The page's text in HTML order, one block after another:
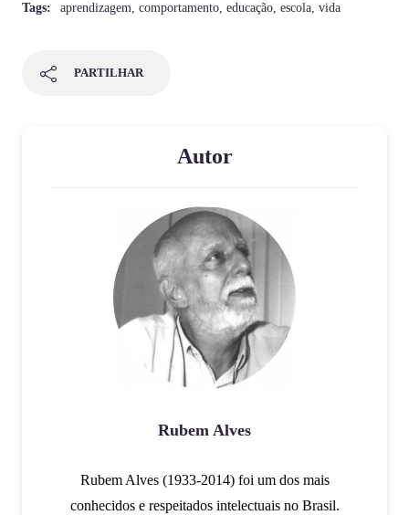
Tags: aprendizagem, comportamento, educação, escola, vida
PARTILHAR
Autor
Rubem Alves
Rubem Alves (1933-2014) foi um dos mais
conhecidos e respeitados intelectuais no Brasil.